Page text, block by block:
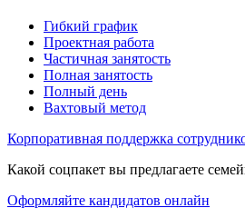
Гибкий график
Проектная работа
Частичная занятость
Полная занятость
Полный день
Вахтовый метод
Корпоративная поддержка
Какой соцпакет вы предлагаете
Оформляйте кандидатов онлайн